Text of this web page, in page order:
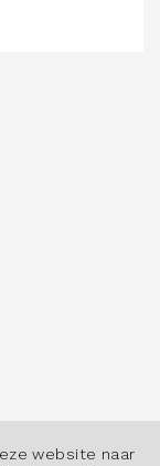
website naar